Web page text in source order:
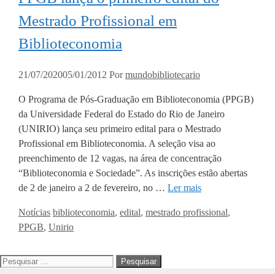
Mestrado Profissional em
Biblioteconomia
21/07/202005/01/2012 Pormundobibliotecario
O Programa de Pós-Graduação em Biblioteconomia (PPGB)
da Universidade Federal do Estado do Rio de Janeiro
(UNIRIO) lança seu primeiro edital para o Mestrado
Profissional em Biblioteconomia. A seleção visa ao
preenchimento de 12 vagas, na área de concentração
“Biblioteconomia e Sociedade”. As inscrições estão abertas
de 2 de janeiro a 2 de fevereiro, no … Ler mais
Categorias
Notícias Tags
biblioteconomia, edital, mestrado profissional,
PPGB, Unirio
Pesquisar